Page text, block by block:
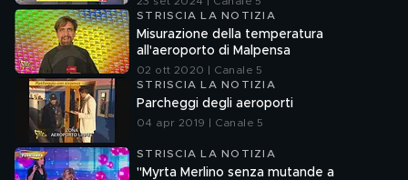
STRISCIA LA NOTIZIA
Misurazione della temperatura
all'aeroporto di Malpensa
02 ott 2020 | Canale 5
STRISCIA LA NOTIZIA
Parcheggi degli aeroporti
04 apr 2019 | Canale 5
STRISCIA LA NOTIZIA
"Myrta Merlino senza mutande a